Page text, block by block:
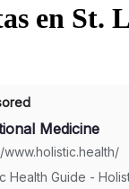
en St.